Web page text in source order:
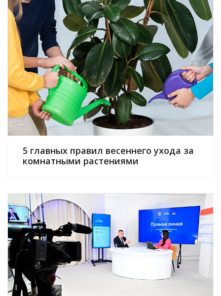
5 главных правил весеннего ухода за
комнатными растениями